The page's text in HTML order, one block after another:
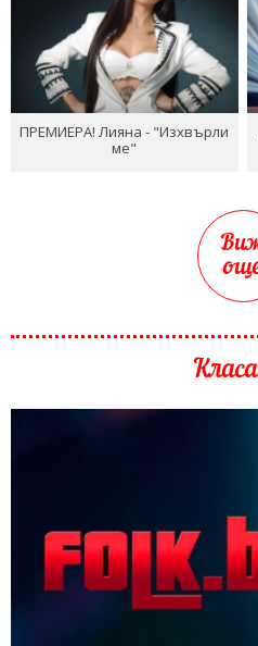
ПРЕМИЕРА! Лияна - "Изхвърли
ме"